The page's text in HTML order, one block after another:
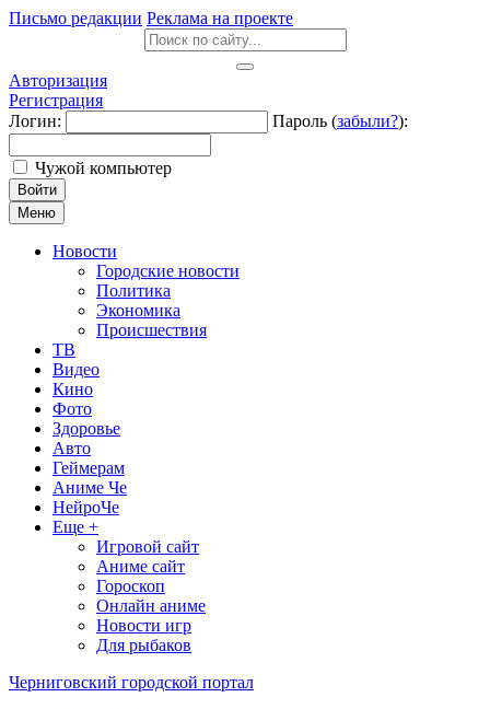
Письмо редакции Реклама на проекте
Авторизация
Регистрация
Логин:
Пароль (забыли?):
Чужой компьютер
Войти
Меню
Новости
Городские новости
Политика
Экономика
Происшествия
ТВ
Видео
Кино
Фото
Здоровье
Авто
Геймерам
Аниме Че
НейроЧе
Еще +
Игровой сайт
Аниме сайт
Гороскоп
Онлайн аниме
Новости игр
Для рыбаков
Черниговский городской портал